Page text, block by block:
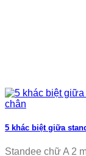
5 khác biệt giữa
Standee chữ A 2